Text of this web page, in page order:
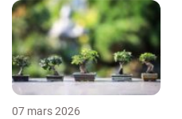
07 mars 2026